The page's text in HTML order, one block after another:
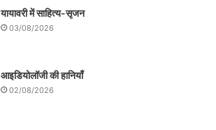
यायावरी में साहित्य-सृजन
03/08/2026
आइडियोलॉजी की हानियाँ
02/08/2026